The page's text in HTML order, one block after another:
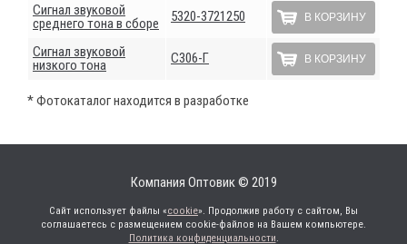
Сигнал звуковой
среднего тона в сборе
5320-3721250 В КОРЗИНУ
Сигнал звуковой
низкого тона
С306-Г В КОРЗИНУ
* Фотокаталог находится в разработке
Компания Оптовик © 2019
Сайт использует файлы «cookie». Продолжив работу с сайтом, Вы
соглашаетесь с размещением cookie-файлов на Вашем компьютере.
Политика конфиденциальности.